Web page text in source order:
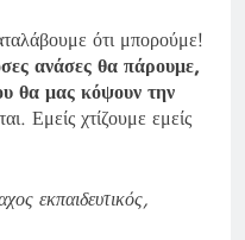
ότι μπορούμε!
ανάσες θα πάρουμε,
θα μας κόψουν την
Εμείς χτίζουμε εμείς
εκπαιδευτικός,